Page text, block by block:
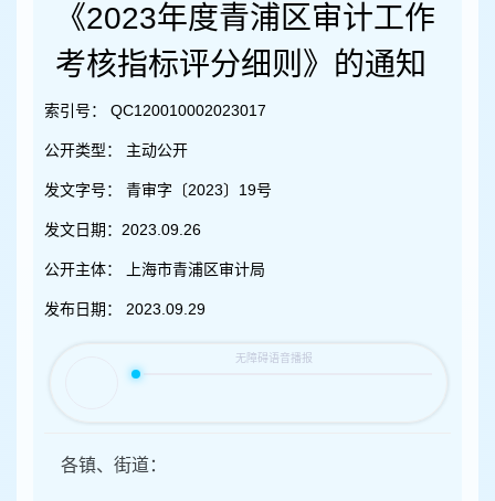
《2023年度青浦区审计工作
考核指标评分细则》的通知
索引号： QC120010002023017
公开类型： 主动公开
发文字号： 青审字〔2023〕19号
发文日期： 2023.09.26
公开主体： 上海市青浦区审计局
发布日期： 2023.09.29
各镇、街道：